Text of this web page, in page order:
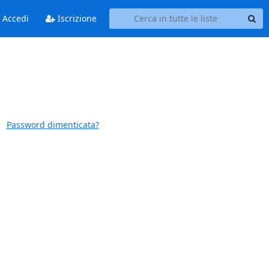
Accedi Iscrizione
Password dimenticata?